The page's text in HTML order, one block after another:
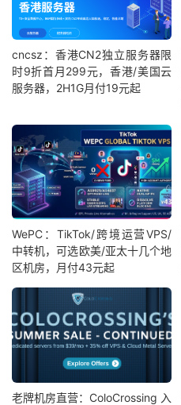
cncsz：香港CN2独立服务器限
时9折首月299元，香港/美国云
服务器，2H1G月付19元起
WePC：TikTok/跨境运营VPS/
中转机，可选欧美/亚太十几个地
区机房，月付43元起
老牌机房直营：ColoCrossing 入